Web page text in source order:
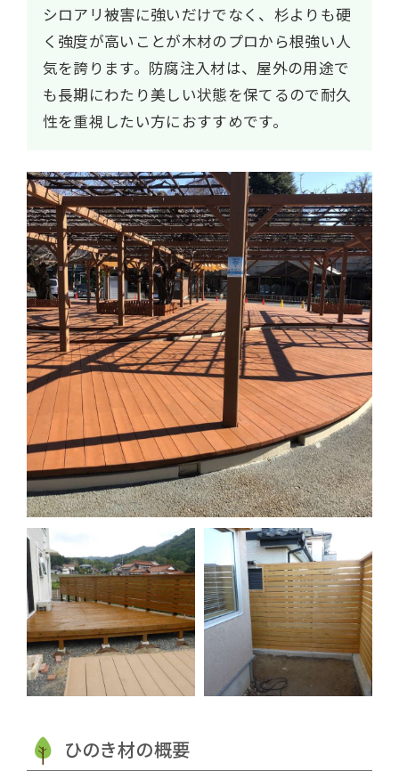
シロアリ被害に強いだけでなく、杉よりも硬
く強度が高いことが木材のプロから根強い人
気を誇ります。防腐注入材は、屋外の用途で
も長期にわたり美しい状態を保てるので耐久
性を重視したい方におすすめです。
ひのき材の概要